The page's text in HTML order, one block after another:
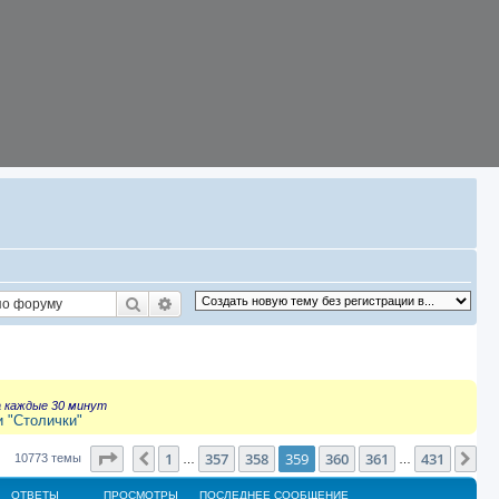
Поиск Расширенный поиск
каждые 30 минут
"Столички"
10773 темы Страница 359из 431
Пред.
1 357 358 359 360 361 431
ОТВЕТЫ ПРОСМОТРЫ ПОСЛЕДНЕЕ СООБЩЕНИЕ